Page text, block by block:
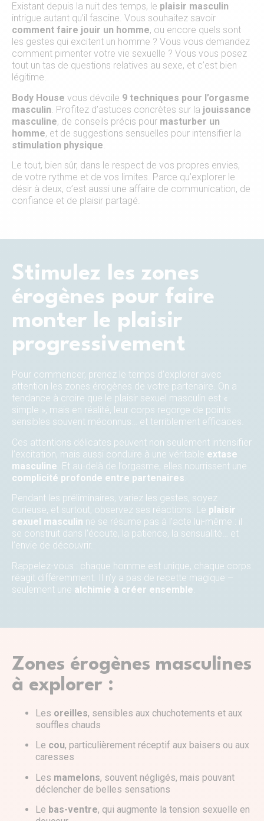
Existant depuis la nuit des temps, le plaisir masculin
intrigue autant qu’il fascine. Vous souhaitez savoir
comment faire jouir un homme, ou encore quels sont
les gestes qui excitent un homme ? Vous vous demandez
comment pimenter votre vie sexuelle ? Vous vous posez
tout un tas de questions relatives au sexe, et c’est bien
légitime.
Body House vous dévoile 9 techniques pour l’orgasme
masculin . Profitez d’astuces concrètes sur la jouissance
masculine, de conseils précis pour masturber un
homme, et de suggestions sensuelles pour intensifier la
stimulation physique
Le tout, bien sûr, dans le respect de vos propres envies,
de votre rythme et de vos limites. Parce qu’explorer le
désir à deux, c’est aussi une affaire de communication, de
confiance et de plaisir partagé.
Stimulez les zones
érogènes pour faire
monter le plaisir
progressivement
Pour commencer, prenez le temps d’explorer avec
attention les zones érogènes de votre partenaire. On a
tendance à croire que le plaisir sexuel masculin est «
simple », mais en réalité, leur corps regorge de points
sensibles souvent méconnus… et terriblement efficaces.
Ces attentions délicates peuvent non seulement intensifier
l’excitation, mais aussi conduire à une véritable extase
masculine . Et au-delà de l’orgasme, elles nourrissent une
complicité profonde entre partenaires
Pendant les préliminaires, variez les gestes, soyez
curieuse, et surtout, observez ses réactions. Le plaisir
sexuel masculin ne se résume pas à l’acte lui-même : il
se construit dans l’écoute, la patience, la sensualité… et
l’envie de découvrir.
Rappelez-vous : chaque homme est unique, chaque corps
réagit différemment. Il n’y a pas de recette magique –
seulement une alchimie à créer ensemble
Zones érogènes masculines
à explorer :
Les oreilles, sensibles aux chuchotements et aux
souffles chauds
Le cou, particulièrement réceptif aux baisers ou aux
caresses
Les mamelons, souvent négligés, mais pouvant
déclencher de belles sensations
Le bas-ventre, qui augmente la tension sexuelle en